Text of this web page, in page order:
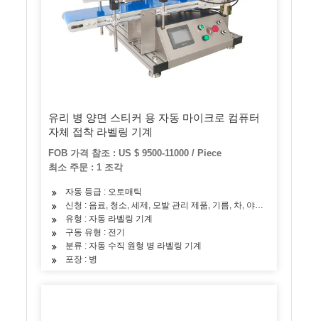
유리 병 양면 스티커 용 자동 마이크로 컴퓨터
자체 접착 라벨링 기계
FOB 가격 참조 : US $ 9500-11000 / Piece
최소 주문 : 1 조각
자동 등급 : 오토매틱
신청 : 음료, 청소, 세제, 모발 관리 제품, 기름, 차, 야채, 과일, 간식
유형 : 자동 라벨링 기계
구동 유형 : 전기
분류 : 자동 수직 원형 병 라벨링 기계
포장 : 병